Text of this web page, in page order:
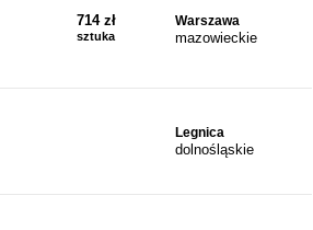
714 zł
sztuka
Warszawa
mazowieckie
Legnica
dolnośląskie